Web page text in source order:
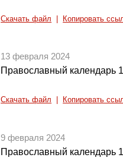
Скачать файл Копировать
13 февраля 2024
Православный календарь
Скачать файл Копировать
9 февраля 2024
Православный календарь